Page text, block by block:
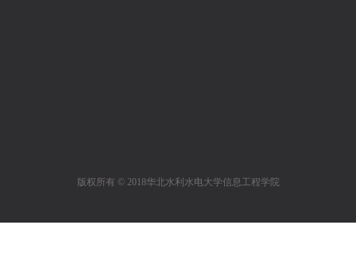
版权所有 © 2018华北水利水电大学信息工程学院